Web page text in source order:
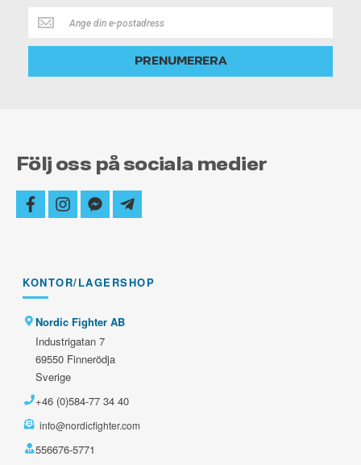
Håll
dig
alltid
PRENUMERERA
Följ oss på sociala medier
facebookinstagram
facebook-
messenger
telegram-
plane
KONTOR/LAGERSHOP
Nordic Fighter AB
Industrigatan 7
69550 Finnerödja
Sverige
+46 (0)584-77 34 40
info@nordicfighter.com
556676-5771